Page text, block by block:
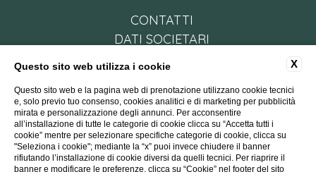
CONTATTI
DATI SOCIETARI
FAQ
ACCESSIBILITÀ
WEBSITE BY BLASTNESS
X
Questo sito web utilizza i cookie
Questo sito web e la pagina web di prenotazione utilizzano cookie tecnici
e, solo previo tuo consenso, cookies analitici e di marketing per pubblicità
mirata e personalizzazione degli annunci. Per acconsentire
all’installazione di tutte le categorie di cookie clicca su “Accetta tutti i
cookie” mentre per selezionare specifiche categorie di cookie, clicca su
"Seleziona i cookie"; mediante la “x” puoi invece chiudere il banner
rifiutando l’installazione di cookie diversi da quelli tecnici. Per riaprire il
banner e modificare le preferenze, clicca su “Cookie” nel footer del sito